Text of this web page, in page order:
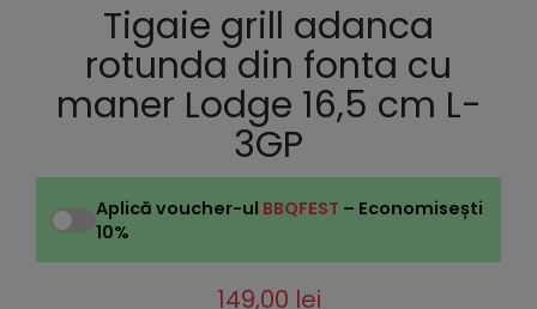
Tigaie grill adanca
rotunda din fonta cu
maner Lodge 16,5 cm L-
3GP
Aplică voucher-ul BBQFEST – Economisești
10%
149,00 lei